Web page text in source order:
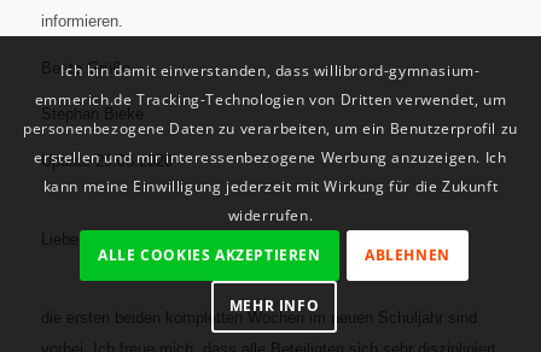
informieren.
Beste Grüße
Stephan Bieke
Update 29.08.2020
Liebe Schulgemeinde,
die ersten beiden kompletten Wochen im neuen Schuljahr sind
vorbei. Ich freue mich, dass alle Beteiligten sich sehr diszipliniert
Ich bin damit einverstanden, dass willibrord-gymnasium-
emmerich.de Tracking-Technologien von Dritten verwendet, um
personenbezogene Daten zu verarbeiten, um ein Benutzerprofil zu
erstellen und mir interessenbezogene Werbung anzuzeigen. Ich
kann meine Einwilligung jederzeit mit Wirkung für die Zukunft
widerrufen.
ALLE COOKIES AKZEPTIEREN
ABLEHNEN
MEHR INFO